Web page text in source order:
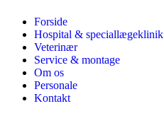
Forside
Hospital & speciallægeklinik
Veterinær
Service & montage
Om os
Personale
Kontakt